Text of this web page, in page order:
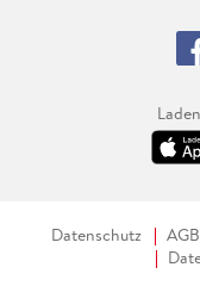
Datenschutz AGB